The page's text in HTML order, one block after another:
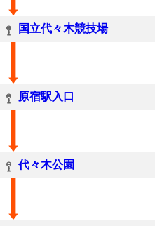
国立代々木競技場
原宿駅入口
代々木公園